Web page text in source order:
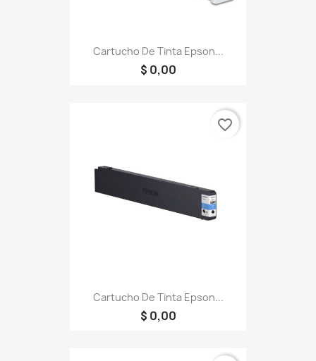
Cartucho De Tinta Epson...
$ 0,00
Cartucho De Tinta Epson...
$ 0,00
favorite_border